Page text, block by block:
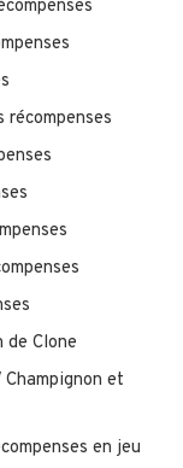
récompenses
de Clone
et
en jeu